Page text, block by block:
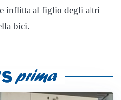
inflitta al figlio degli altri
bici.